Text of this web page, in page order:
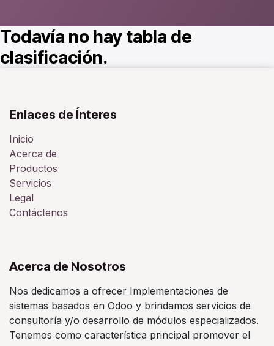
Todavía no hay tabla de
clasificación.
Enlaces de Ínteres
Inicio
Acerca de
Productos
Servicios
Legal
Contáctenos
Acerca de Nosotros
Nos dedicamos a ofrecer Implementaciones de
sistemas basados en Odoo y brindamos servicios de
consultoría y/o desarrollo de módulos especializados.
Tenemos como característica principal promover el